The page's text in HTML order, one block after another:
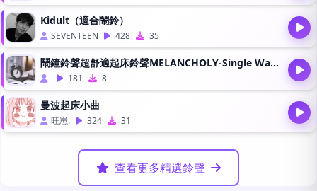
Kidult（適合鬧鈴）
SEVENTEEN 428 35
鬧鐘鈴聲超舒適起床鈴聲MELANCHOLY-Single Wang
181 8
曼波起床小曲
旺崽. 324 31
查看更多精選鈴聲